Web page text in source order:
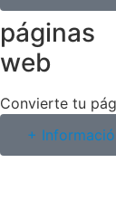
páginas
web
Convierte tu
+